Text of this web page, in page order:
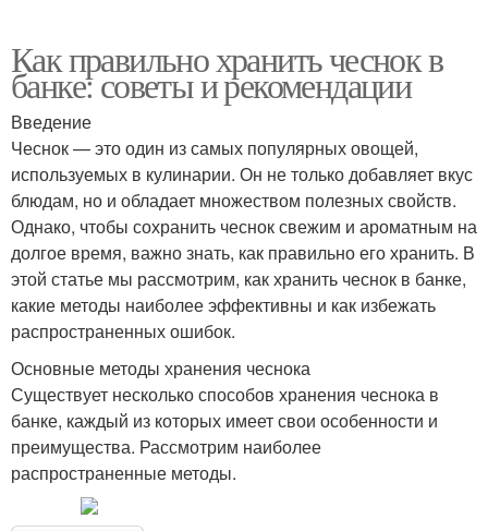
Как правильно хранить чеснок в
банке: советы и рекомендации
Введение
Чеснок — это один из самых популярных овощей,
используемых в кулинарии. Он не только добавляет вкус
блюдам, но и обладает множеством полезных свойств.
Однако, чтобы сохранить чеснок свежим и ароматным на
долгое время, важно знать, как правильно его хранить. В
этой статье мы рассмотрим, как хранить чеснок в банке,
какие методы наиболее эффективны и как избежать
распространенных ошибок.
Основные методы хранения чеснока
Существует несколько способов хранения чеснока в
банке, каждый из которых имеет свои особенности и
преимущества. Рассмотрим наиболее
распространенные методы.